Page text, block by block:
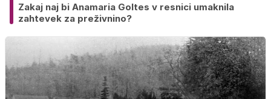
Zakaj naj bi Anamaria Goltes v resnici umaknila
zahtevek za preživnino?